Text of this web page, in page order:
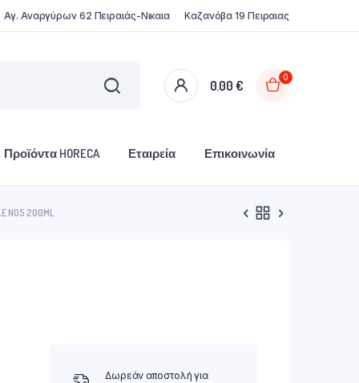
Αγ. Αναργύρων 62 Πειραιάς-Νικαια Καζανόβα 19 Πειραιας
0.00€
0
Προϊόντα HORECA Εταιρεία Επικοινωνία
NO5 200ML
Δωρεάν αποστολή για